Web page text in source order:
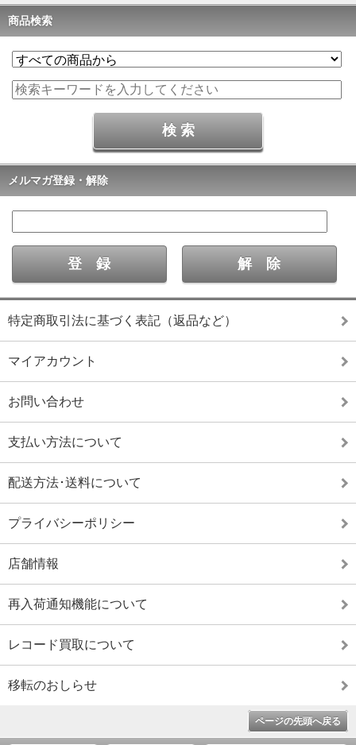
商品検索
メルマガ登録・解除
特定商取引法に基づく表記（返品など）
マイアカウント
お問い合わせ
支払い方法について
配送方法･送料について
プライバシーポリシー
店舗情報
再入荷通知機能について
レコード買取について
移転のおしらせ
ページの先頭へ戻る